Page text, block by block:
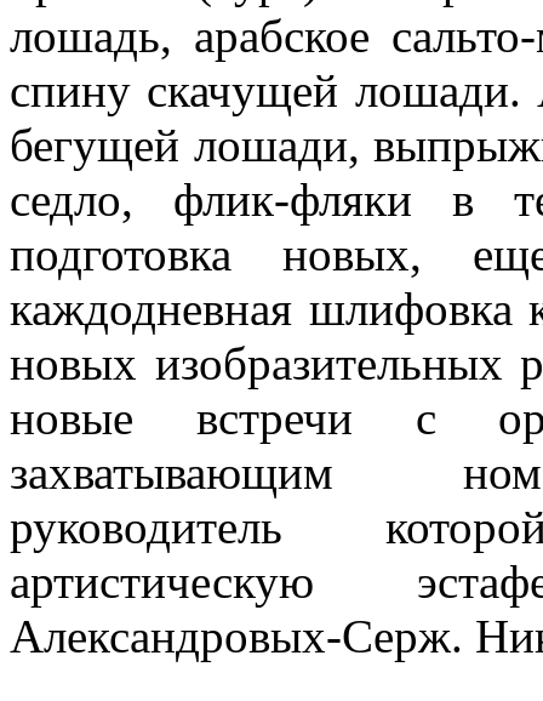
лошадь, арабское
спину скачущей
бегущей лошади,
седло, флик-фляки в
подготовка новых,
каждодневная шлифовка
новых изобразительных
новые встречи с
захватывающим
руководитель
артистическую
Александровых-Серж.